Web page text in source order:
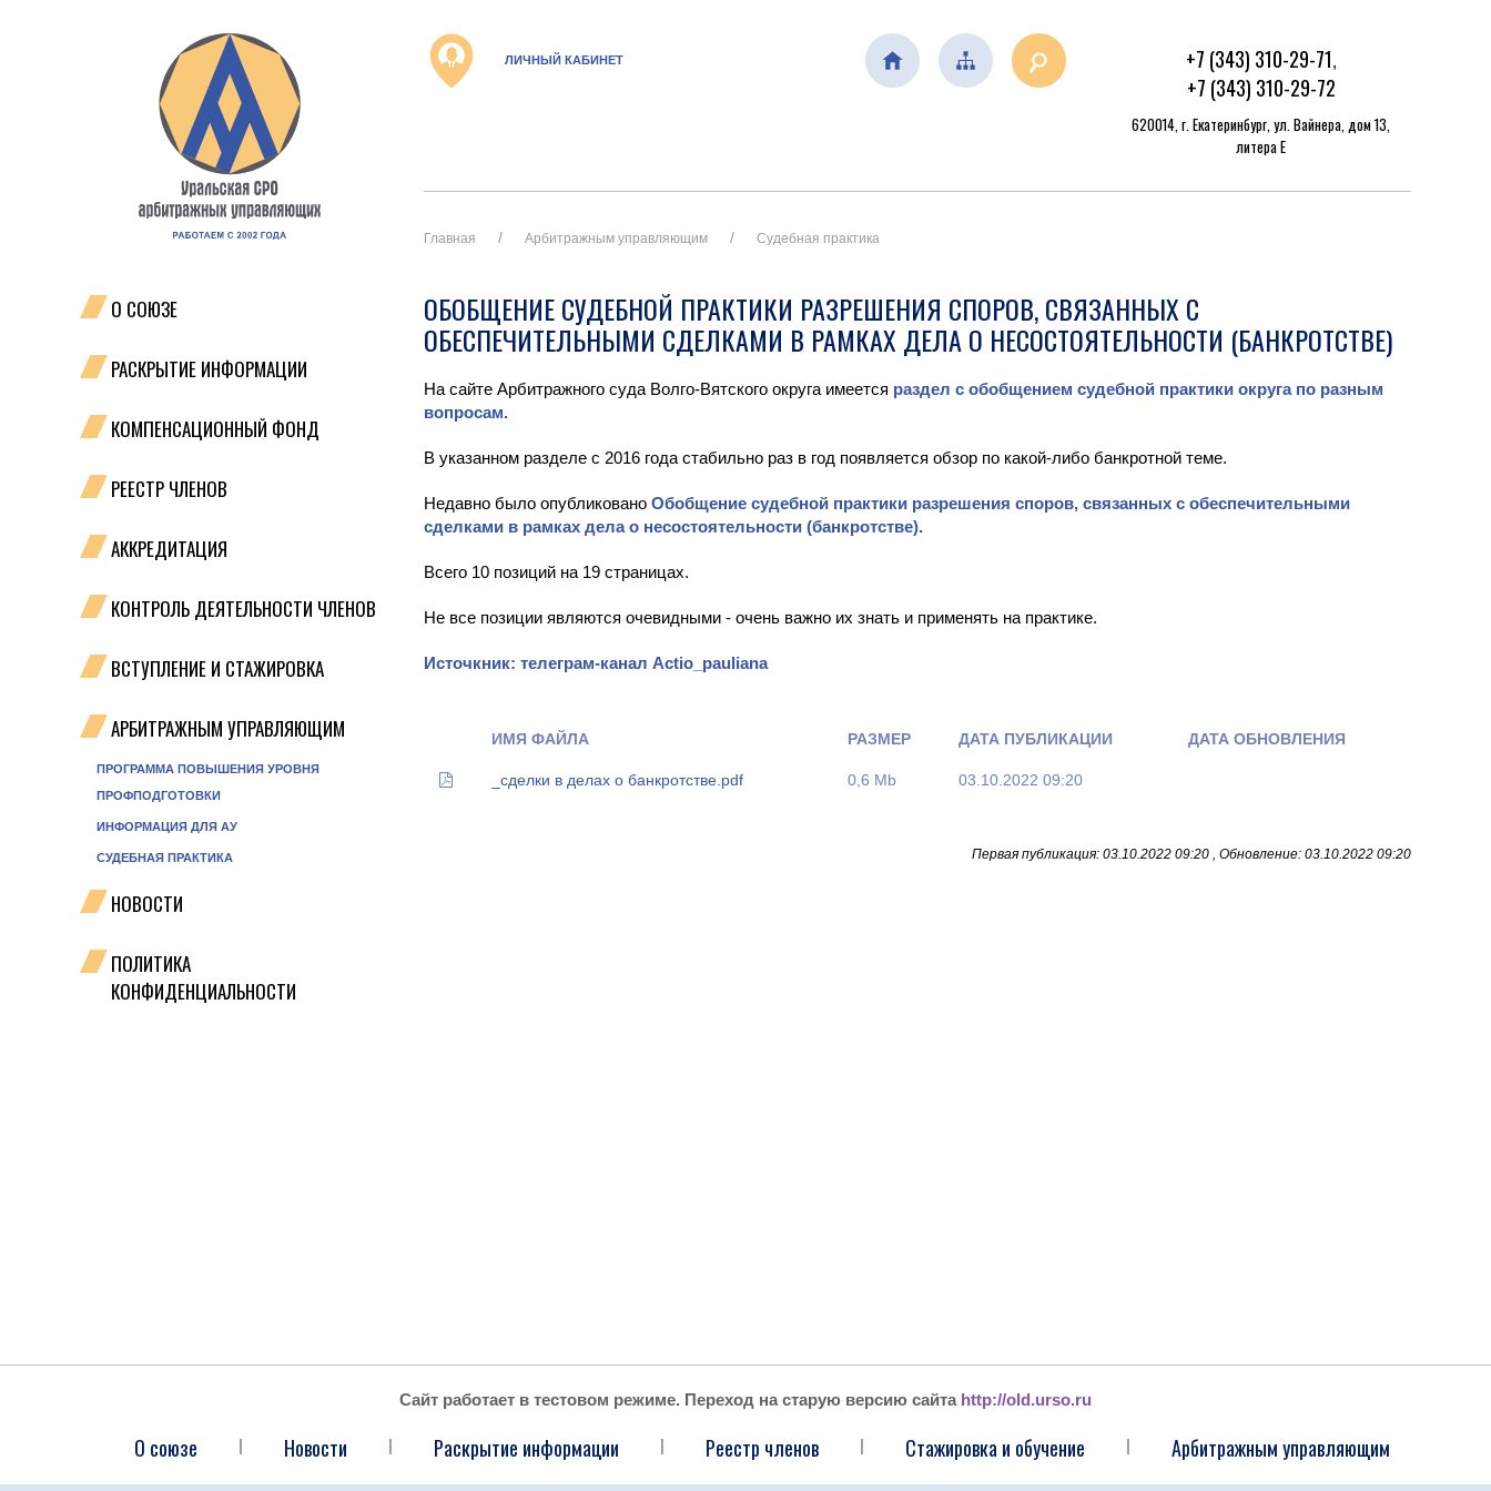
О СОЮЗЕ
РАСКРЫТИЕ ИНФОРМАЦИИ
КОМПЕНСАЦИОННЫЙ ФОНД
РЕЕСТР ЧЛЕНОВ
АККРЕДИТАЦИЯ
КОНТРОЛЬ ДЕЯТЕЛЬНОСТИ ЧЛЕНОВ
ВСТУПЛЕНИЕ И СТАЖИРОВКА
АРБИТРАЖНЫМ УПРАВЛЯЮЩИМ
ПРОГРАММА ПОВЫШЕНИЯ УРОВНЯ
ПРОФПОДГОТОВКИ
ИНФОРМАЦИЯ ДЛЯ АУ
СУДЕБНАЯ ПРАКТИКА
НОВОСТИ
ПОЛИТИКА
КОНФИДЕНЦИАЛЬНОСТИ
ЛИЧНЫЙ КАБИНЕТ +7 (343) 310-29-71,
+7 (343) 310-29-72
620014, г. Екатеринбург, ул. Вайнера, дом 13,
литера Е
Главная Арбитражным управляющим Судебная практика
ОБОБЩЕНИЕ СУДЕБНОЙ ПРАКТИКИ РАЗРЕШЕНИЯ СПОРОВ, СВЯЗАННЫХ С
ОБЕСПЕЧИТЕЛЬНЫМИ СДЕЛКАМИ В РАМКАХ ДЕЛА О НЕСОСТОЯТЕЛЬНОСТИ (БАНКРОТСТВЕ)
На сайте Арбитражного суда Волго-Вятского округа имеется раздел с обобщением судебной практики округа по разным
вопросам.
В указанном разделе с 2016 года стабильно раз в год появляется обзор по какой-либо банкротной теме.
Недавно было опубликовано Обобщение судебной практики разрешения споров, связанных с обеспечительными
сделками в рамках дела о несостоятельности (банкротстве).
Всего 10 позиций на 19 страницах.
Не все позиции являются очевидными - очень важно их знать и применять на практике.
Источкник: телеграм-канал Actio_pauliana
ИМЯ ФАЙЛА РАЗМЕР ДАТА ПУБЛИКАЦИИ ДАТА ОБНОВЛЕНИЯ
_сделки в делах о банкротстве.pdf 0,6 Mb 03.10.2022 09:20
Первая публикация: 03.10.2022 09:20 , Обновление: 03.10.2022 09:20
Сайт работает в тестовом режиме. Переход на старую версию сайта http://old.urso.ru
О союзе | Новости | Раскрытие информации | Реестр членов | Стажировка и обучение | Арбитражным управляющим